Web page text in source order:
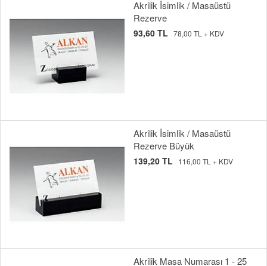
Akrilik İsimlik / Masaüstü
Rezerve
93,60 TL 78,00 TL + KDV
Akrilik İsimlik / Masaüstü
Rezerve Büyük
139,20 TL 116,00 TL + KDV
Akrilik Masa Numarası 1 - 25